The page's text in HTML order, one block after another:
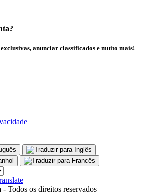
anunciar classificados e muito mais!
|
Todos os direitos reservados